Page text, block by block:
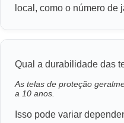
local, como o número de
Qual a durabilidade das
As telas de proteção
a 10 anos.
Isso pode variar